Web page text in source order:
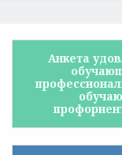
Анкета